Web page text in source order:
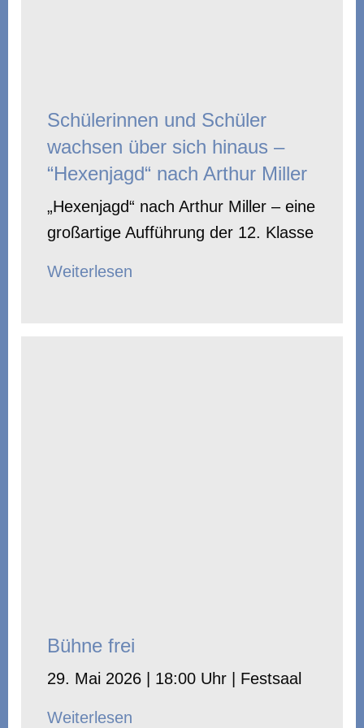
Schülerinnen und Schüler
wachsen über sich hinaus –
“Hexenjagd“ nach Arthur Miller
„Hexenjagd“ nach Arthur Miller – eine
großartige Aufführung der 12. Klasse
Weiterlesen
Bühne frei
29. Mai 2026 | 18:00 Uhr | Festsaal
Weiterlesen